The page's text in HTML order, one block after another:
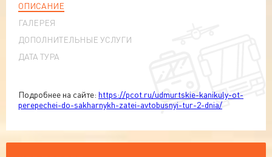
ОПИСАНИЕ
ГАЛЕРЕЯ
ДОПОЛНИТЕЛЬНЫЕ УСЛУГИ
ДАТА ТУРА
Подробнее на сайте: https://pcot.ru/udmurtskie-kanikuly-ot-
perepechei-do-sakharnykh-zatei-avtobusnyi-tur-2-dnia/